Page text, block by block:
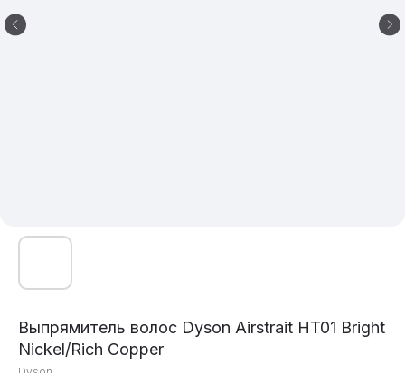
Выпрямитель волос Dyson Airstrait HT01 Bright
Nickel/Rich Copper